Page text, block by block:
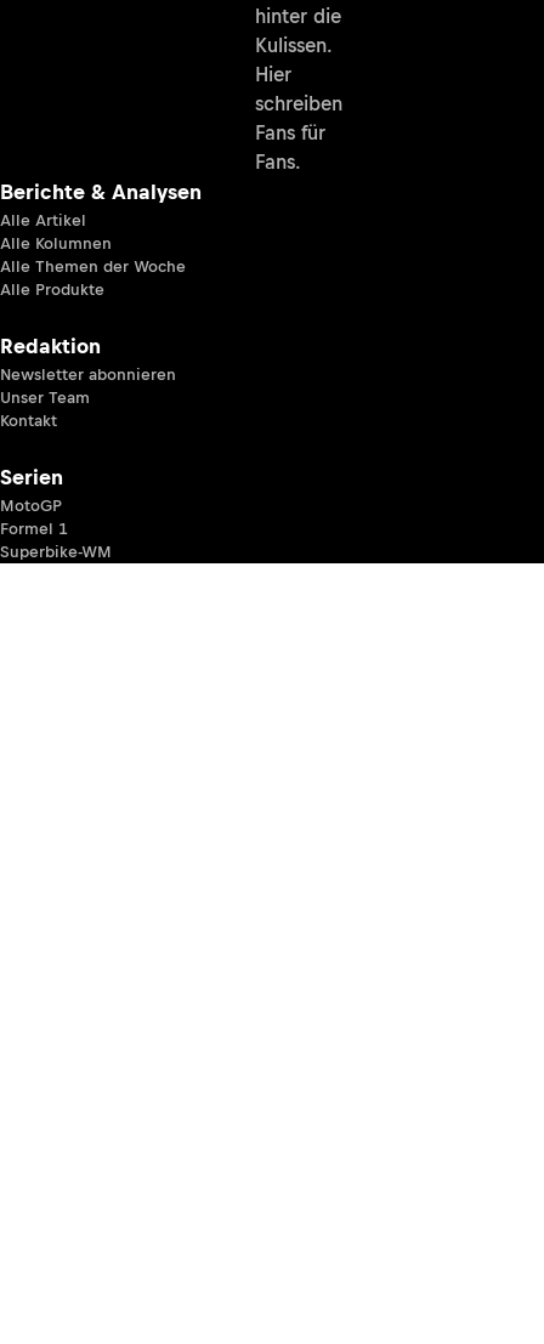
hinter die
Kulissen.
Hier
schreiben
Fans für
Fans.
Berichte & Analysen
Alle Artikel
Alle Kolumnen
Alle Themen der Woche
Alle Produkte
Redaktion
Newsletter abonnieren
Unser Team
Kontakt
Serien
MotoGP
Formel 1
Superbike-WM